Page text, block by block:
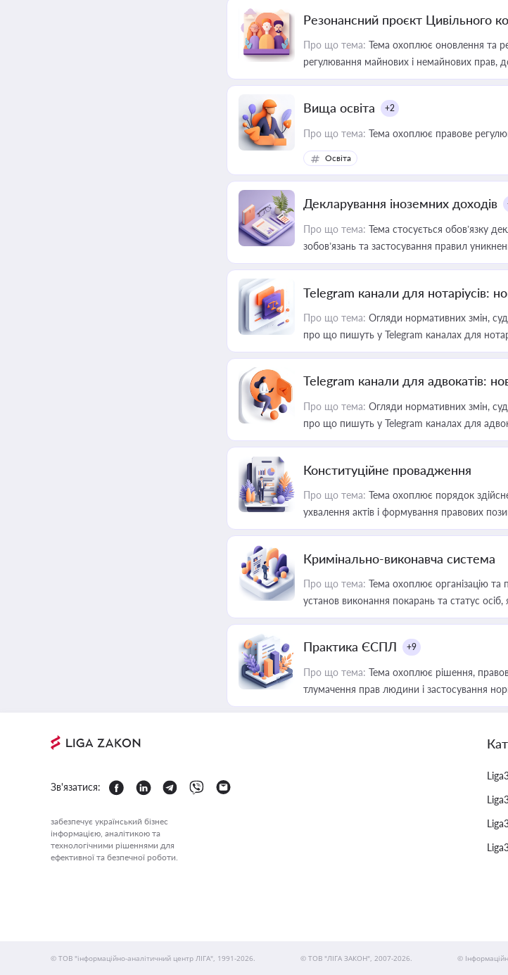
Резонансний проєкт Цивільного
Про що тема: Тема охоплює оновлення та
регулювання майнових і немайнових прав,
Вища освіта +2
Про що тема: Тема охоплює правове
Освіта
Декларування іноземних доходів
Про що тема: Тема стосується обов’язку
зобов’язань та застосування правил
Telegram канали для нотаріусів:
Про що тема: Огляди нормативних змін,
про що пишуть у Telegram каналах для
Telegram канали для адвокатів:
Про що тема: Огляди нормативних змін,
про що пишуть у Telegram каналах для
Конституційне провадження
Про що тема: Тема охоплює порядок
ухвалення актів і формування правових
Кримінально-виконавча система
Про що тема: Тема охоплює організацію та
установ виконання покарань та статус осіб,
Практика ЄСПЛ +9
Про що тема: Тема охоплює рішення,
тлумачення прав людини і застосування
Зв'язатися:
забезпечує український бізнес
інформацією, аналітикою та
технологічними рішеннями для
ефективної та безпечної роботи.
© ТОВ "інформаційно-аналітичний центр ЛІГА", 1991-2026. © ТОВ "ЛІГА ЗАКОН", 2007-2026. ©